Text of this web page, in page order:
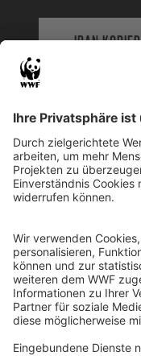
IBAN
WWF Deutschland
Reinhardtstr. 18
10117 Berlin
Ihre Spende kann
Registriert als Stiftung
Justiz Berlin, Az:
Umsatzsteuer-